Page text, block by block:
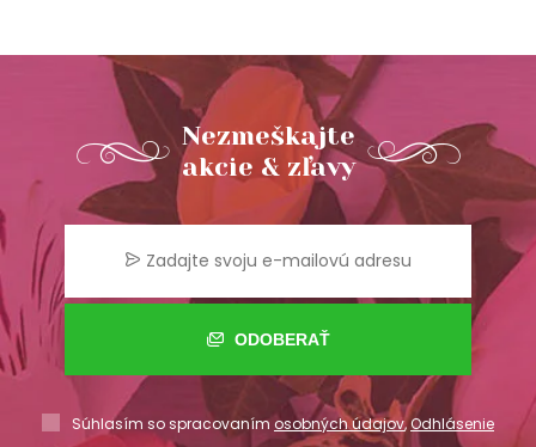
Nezmeškajte
akcie & zľavy
ODOBERAŤ
Súhlasím so spracovaním osobných údajov,Odhlásenie